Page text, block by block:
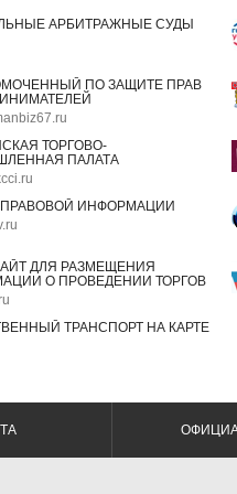
АРБИТРАЖНЫЕ СУДЫ
ПО ЗАЩИТЕ ПРАВ
ТОРГОВО-
ПАЛАТА
ПРАВОВОЙ ИНФОРМАЦИИ
ДЛЯ РАЗМЕЩЕНИЯ
О ПРОВЕДЕНИИ ТОРГОВ
ТРАНСПОРТ НА КАРТЕ